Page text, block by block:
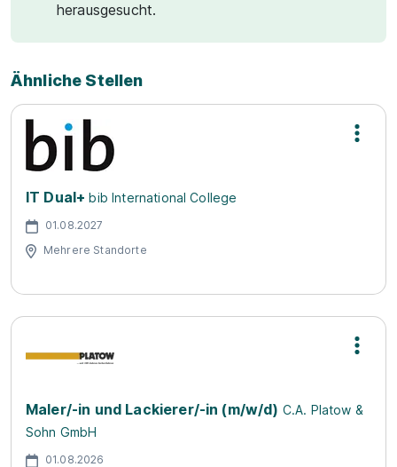
herausgesucht.
Ähnliche Stellen
IT Dual+ bib International College
01.08.2027
Mehrere Standorte
Maler/-in und Lackierer/-in (m/w/d) C.A. Platow &
Sohn GmbH
01.08.2026